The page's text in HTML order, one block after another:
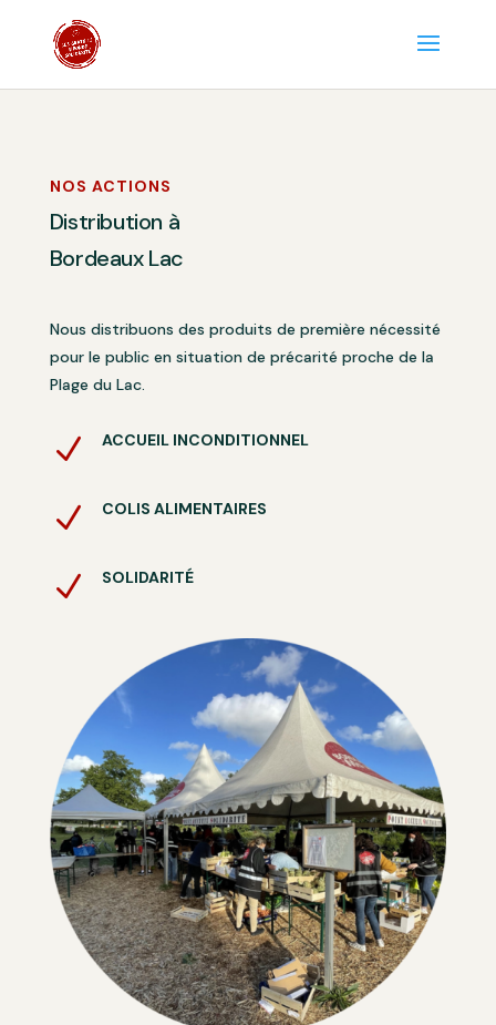
NOS ACTIONS
Distribution à
Bordeaux Lac
Nous distribuons des produits de première nécessité
pour le public en situation de précarité proche de la
Plage du Lac.
N ACCUEIL INCONDITIONNEL
N COLIS ALIMENTAIRES
N SOLIDARITÉ